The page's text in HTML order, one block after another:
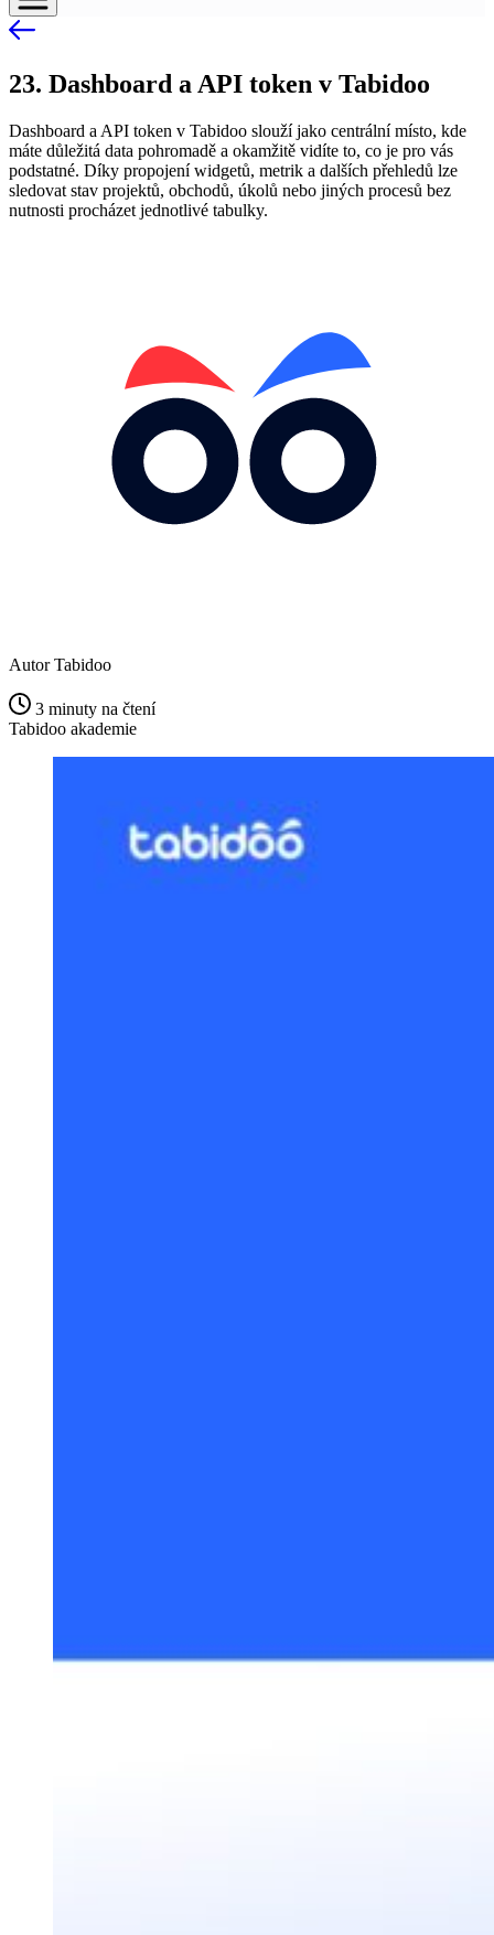
23. Dashboard a API token v Tabidoo
Dashboard a API token v Tabidoo slouží jako centrální místo, kde
máte důležitá data pohromadě a okamžitě vidíte to, co je pro vás
podstatné. Díky propojení widgetů, metrik a dalších přehledů lze
sledovat stav projektů, obchodů, úkolů nebo jiných procesů bez
nutnosti procházet jednotlivé tabulky.
Autor Tabidoo
3 minuty na čtení
Tabidoo akademie